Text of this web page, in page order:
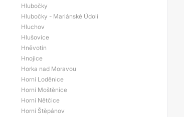
Hlubočky
Hlubočky - Mariánské Údolí
Hluchov
Hlušovice
Hněvotín
Hnojice
Horka nad Moravou
Horní Loděnice
Horní Moštěnice
Horní Nětčice
Horní Štěpánov